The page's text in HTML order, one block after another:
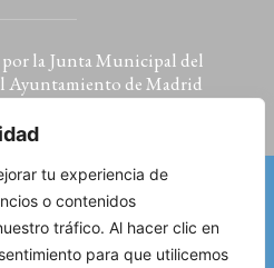
tu experiencia de
o contenidos
tráfico. Al hacer clic en
para que utilicemos
la Junta Municipal del
Ayuntamiento de Madrid
uso, política de privacidad
y cookies